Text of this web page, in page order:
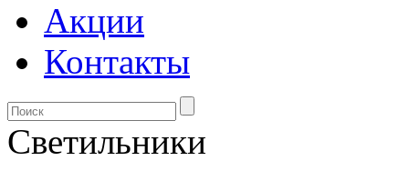
Акции
Контакты
Светильники